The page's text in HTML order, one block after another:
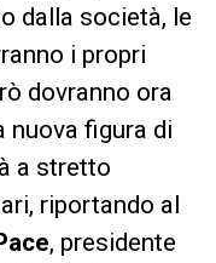
dalla società, le
i propri
dovranno ora
nuova figura di
a stretto
riportando al
, presidente